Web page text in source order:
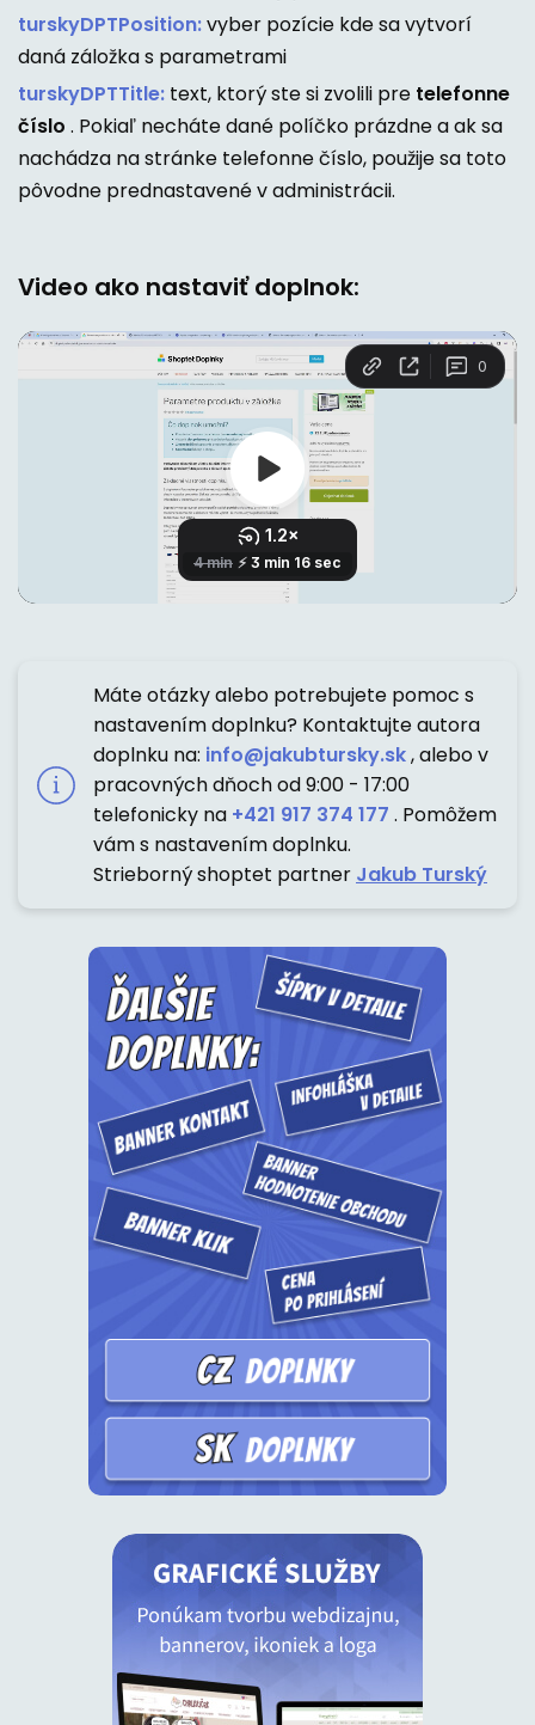
turskyDPTPosition:vyber pozície kde sa vytvorí
daná záložka s parametrami
turskyDPTTitle: text, ktorý ste si zvolili pre telefonne
číslo . Pokiaľ necháte dané políčko prázdne a ak sa
nachádza na stránke telefonne číslo, použije sa toto
pôvodne prednastavené v administrácii.
Video ako nastaviť doplnok:
Máte otázky alebo potrebujete pomoc s
nastavením doplnku? Kontaktujte autora
doplnku na: info@jakubtursky.sk, alebo v
pracovných dňoch od 9:00 - 17:00
telefonicky na +421 917 374 177 . Pomôžem
vám s nastavením doplnku.
Strieborný shoptet partner Jakub Turský